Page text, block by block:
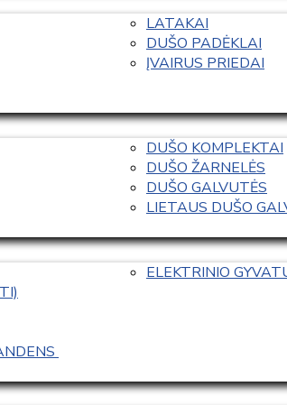
LATAKAI
DUŠO PADĖKLAI
ĮVAIRUS PRIEDAI
DUŠO KOMPLEKTAI
DUŠO ŽARNELĖS
DUŠO GALVUTĖS
LIETAUS DUŠO
ELEKTRINIO